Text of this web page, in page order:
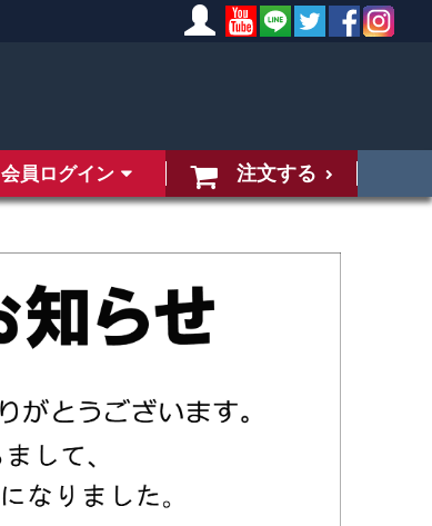
会員ログイン 注文する